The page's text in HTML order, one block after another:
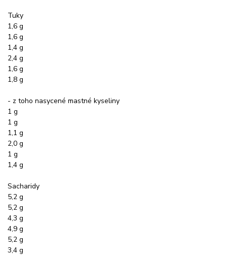
Tuky
1,6 g
1,6 g
1,4 g
2,4 g
1,6 g
1,8 g
- z toho nasycené mastné kyseliny
1 g
1 g
1,1 g
2,0 g
1 g
1,4 g
Sacharidy
5,2 g
5,2 g
4,3 g
4,9 g
5,2 g
3,4 g